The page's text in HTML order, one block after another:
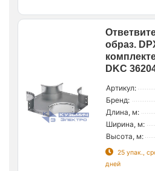
образ.
DKC
Артикул:
Бренд:
Длина, м:
Ширина, м:
Высота, м:
25 упак.,
дней